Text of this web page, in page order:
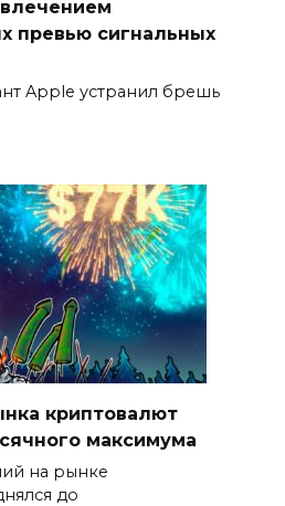
превью сигнальных
Apple устранил брешь
криптовалют
максимума
на рынке
до